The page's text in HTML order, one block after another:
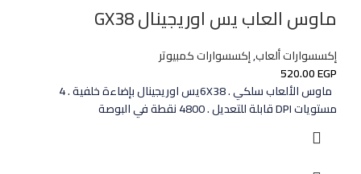
ماوس العاب يس اوريجينال GX38
إكسسوارات ألعاب,إكسسوارات كمبيوتر
520.00EGP
ماوس الألعاب سلكي . 6X38يس اوريجينال بإضاءة خلفية . 4
مستويات DPI قابلة للتعديل . 4800 نقطة في البوصة